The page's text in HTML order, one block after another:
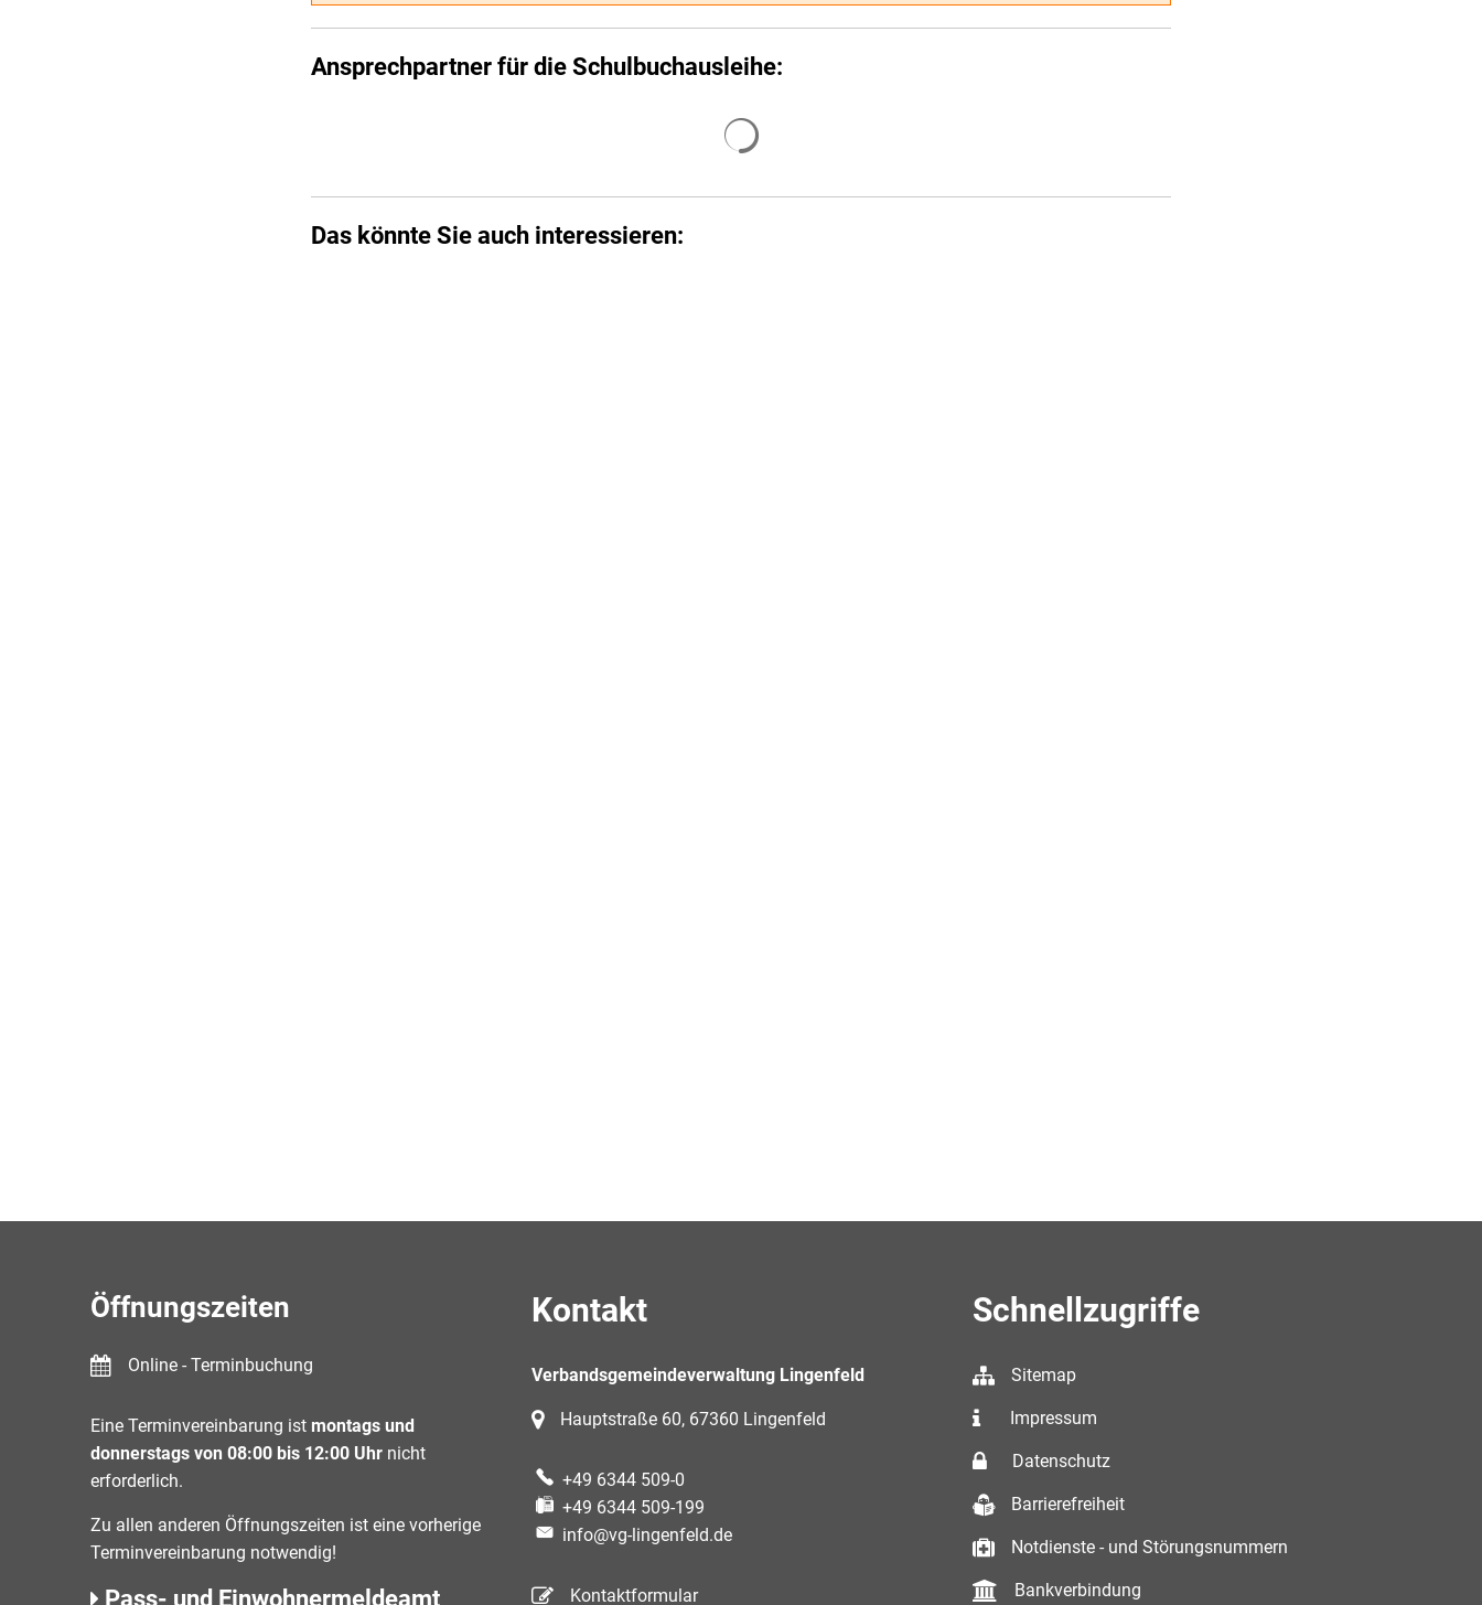
Ansprechpartner für die Schulbuchausleihe:
Das könnte Sie auch interessieren:
Öffnungszeiten
Online - Terminbuchung
Eine Terminvereinbarung ist montags und
donnerstags von 08:00 bis 12:00 Uhr nicht
erforderlich.
Zu allen anderen Öffnungszeiten ist eine vorherige
Terminvereinbarung notwendig!
Pass- und Einwohnermeldeamt
Kontakt
Verbandsgemeindeverwaltung Lingenfeld
Hauptstraße 60, 67360 Lingenfeld
+49 6344 509-0
+49 6344 509-199
info@vg-lingenfeld.de
Kontaktformular
Schnellzugriffe
Sitemap
Impressum
Datenschutz
Barrierefreiheit
Notdienste - und Störungsnummern
Bankverbindung